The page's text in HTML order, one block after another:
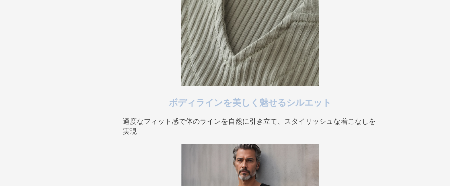
ボディラインを美しく魅せるシルエット
適度なフィット感で体のラインを自然に引き立て、スタイリッシュな着こなしを
実現